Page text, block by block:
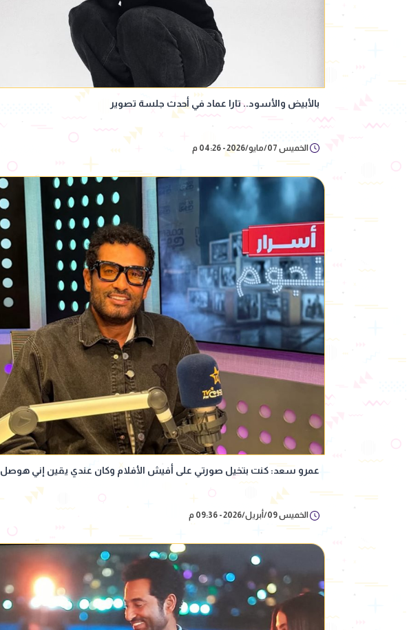
بالأبيض والأسود.. تارا عماد في أحدث جلسة تصوير
الخميس 07/مايو/2026 - 04:26 م
عمرو سعد: كنت بتخيل صورتي على أفيش الأفلام وكان عندي يقين إني هوصل
الخميس 09/أبريل/2026 - 09:36 م